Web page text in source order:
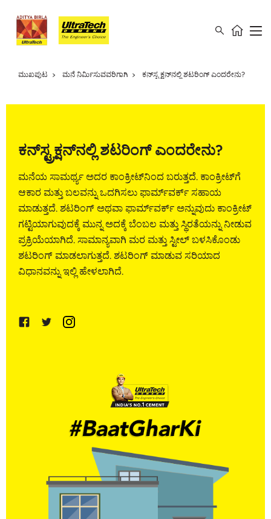
ಮುಖಪುಟ ಮನೆ ನಿರ್ಮಿಸುವವರಿಗಾಗಿ ಕನ್‌ಸ್ಟ್ರಕ್ಷನ್‌ನಲ್ಲಿ ಶಟರಿಂಗ್ ಎಂದರೇನು?
ಕನ್‌ಸ್ಟ್ರಕ್ಷನ್‌ನಲ್ಲಿ ಶಟರಿಂಗ್ ಎಂದರೇನು?
ಮನೆಯ ಸಾಮರ್ಥ್ಯ ಅದರ ಕಾಂಕ್ರೀಟ್‌ನಿಂದ ಬರುತ್ತದೆ. ಕಾಂಕ್ರೀಟ್‌ಗೆ
ಆಕಾರ ಮತ್ತು ಬಲವನ್ನು ಒದಗಿಸಲು ಫಾರ್ಮ್‌‌ವರ್ಕ್ ಸಹಾಯ
ಮಾಡುತ್ತದೆ. ಶಟರಿಂಗ್ ಅಥವಾ ಫಾರ್ಮ್‌ವರ್ಕ್‌ ಅನ್ನುವುದು ಕಾಂಕ್ರೀಟ್
ಗಟ್ಟಿಯಾಗುವುದಕ್ಕೆ ಮುನ್ನ ಅದಕ್ಕೆ ಬೆಂಬಲ ಮತ್ತು ಸ್ಥಿರತೆಯನ್ನು ನೀಡುವ
ಪ್ರಕ್ರಿಯೆಯಾಗಿದೆ. ಸಾಮಾನ್ಯವಾಗಿ ಮರ ಮತ್ತು ಸ್ಟೀಲ್ ಬಳಸಿಕೊಂಡು
ಶಟರಿಂಗ್ ಮಾಡಲಾಗುತ್ತದೆ. ಶಟರಿಂಗ್ ಮಾಡುವ ಸರಿಯಾದ
ವಿಧಾನವನ್ನು ಇಲ್ಲಿ ಹೇಳಲಾಗಿದೆ.